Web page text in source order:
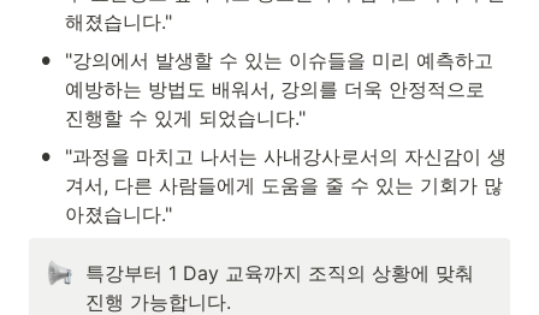
해졌습니다."
•
"강의에서 발생할 수 있는 이슈들을 미리 예측하고
예방하는 방법도 배워서, 강의를 더욱 안정적으로
진행할 수 있게 되었습니다."
•
"과정을 마치고 나서는 사내강사로서의 자신감이 생
겨서, 다른 사람들에게 도움을 줄 수 있는 기회가 많
아졌습니다."
특강부터 1 Day 교육까지 조직의 상황에 맞춰
진행 가능합니다.